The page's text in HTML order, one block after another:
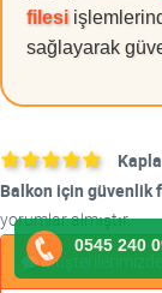
filesi
sağlayarak
Balkon için güvenlik
yorumlar almıştır.
0545 240